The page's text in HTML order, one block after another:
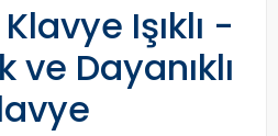
Işıklı -
ve Dayanıklı